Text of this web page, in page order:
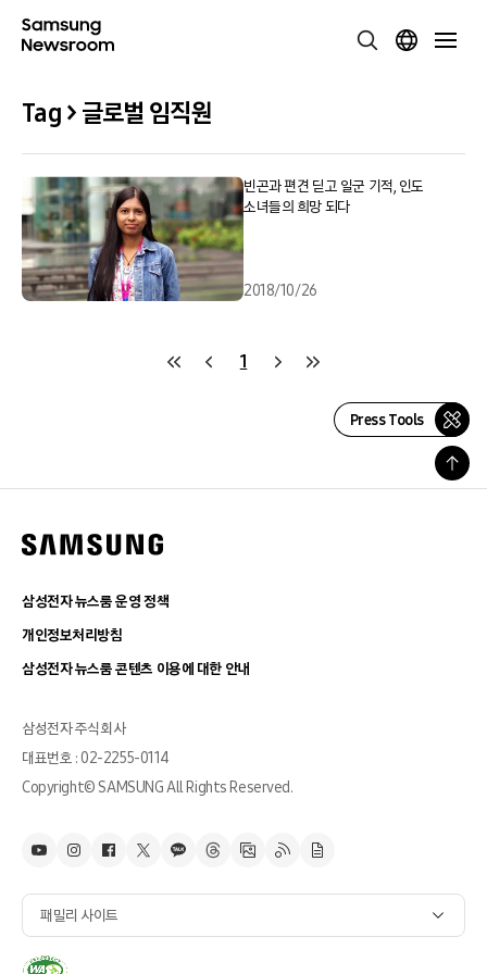
Tag > 글로벌 임직원
빈곤과 편견 딛고 일군 기적, 인도
소녀들의 희망 되다
2018/10/26
1
Press Tools
삼성전자 뉴스룸 운영 정책
개인정보처리방침
삼성전자 뉴스룸 콘텐츠 이용에 대한 안내
삼성전자 주식회사
대표번호 : 02-2255-0114
Copyright© SAMSUNG All Rights Reserved.
패밀리 사이트